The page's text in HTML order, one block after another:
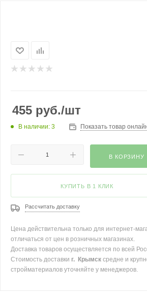
455 руб./шт
В наличии: 3 Показать товар
В КОРЗИНУ
КУПИТЬ В 1 КЛИК
Рассчитать доставку
Цена действительна только для интернет-
отличаться от цен в розничных магазинах.
Доставка товаров осуществляется по всей
Стоимость доставки г. Крымск средне и
стройматериалов уточняйте у менеджеров.